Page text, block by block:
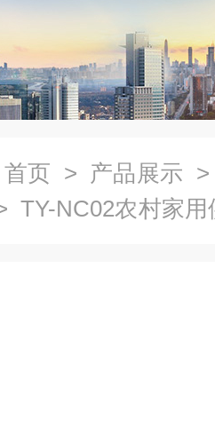
首页 > 产品展示
TY-NC02农村家